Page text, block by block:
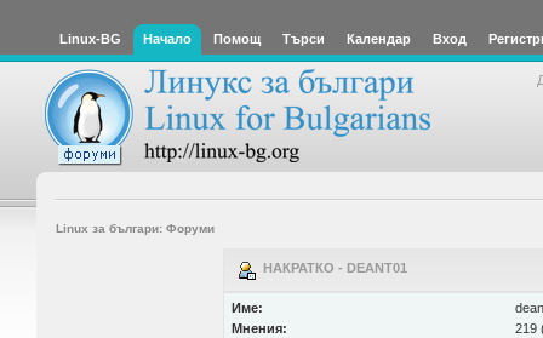
Linux-BG Начало Помощ Търси Календар Вход
Linux за българи: Форуми
НАКРАТКО - DEANT01
Име:
Мнения:
219